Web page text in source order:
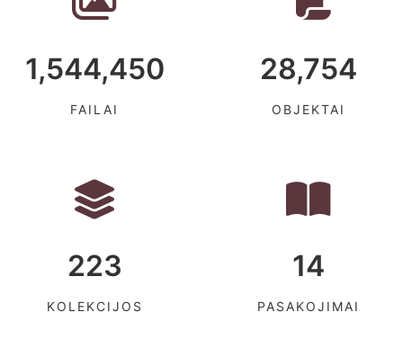
1,544,450
FAILAI
28,754
OBJEKTAI
223
KOLEKCIJOS
14
PASAKOJIMAI